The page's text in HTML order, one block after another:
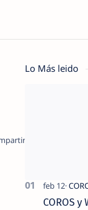
Lo Más leido
COROS